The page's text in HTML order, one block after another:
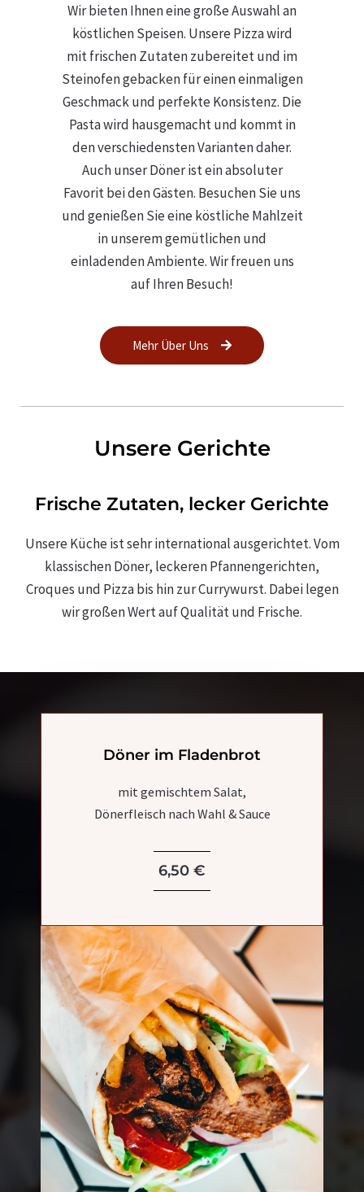
Wir bieten Ihnen eine große Auswahl an
köstlichen Speisen. Unsere Pizza wird
mit frischen Zutaten zubereitet und im
Steinofen gebacken für einen einmaligen
Geschmack und perfekte Konsistenz. Die
Pasta wird hausgemacht und kommt in
den verschiedensten Varianten daher.
Auch unser Döner ist ein absoluter
Favorit bei den Gästen. Besuchen Sie uns
und genießen Sie eine köstliche Mahlzeit
in unserem gemütlichen und
einladenden Ambiente. Wir freuen uns
auf Ihren Besuch!
Mehr Über Uns
Unsere Gerichte
Frische Zutaten, lecker Gerichte
Unsere Küche ist sehr international ausgerichtet. Vom
klassischen Döner, leckeren Pfannengerichten,
Croques und Pizza bis hin zur Currywurst. Dabei legen
wir großen Wert auf Qualität und Frische.
Döner im Fladenbrot
mit gemischtem Salat,
Dönerfleisch nach Wahl & Sauce
6,50 €